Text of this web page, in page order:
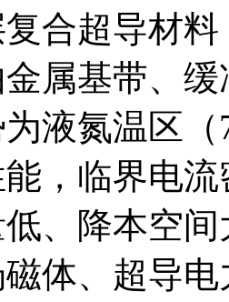
合超导材
属基带、
液氮温区
，临界电
、降本空
体、超导